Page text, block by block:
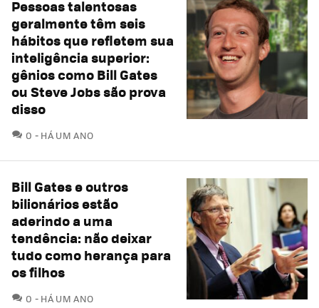
Pessoas talentosas
geralmente têm seis
hábitos que refletem sua
inteligência superior:
gênios como Bill Gates
ou Steve Jobs são prova
disso
0 COMENTÁRIOS
HÁ UM ANO
Bill Gates e outros
bilionários estão
aderindo a uma
tendência: não deixar
tudo como herança para
os filhos
0 COMENTÁRIOS
HÁ UM ANO